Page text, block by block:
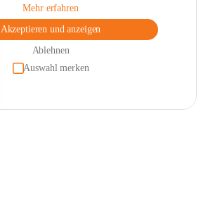
Mehr erfahren
Akzeptieren und anzeigen
Ablehnen
Auswahl merken